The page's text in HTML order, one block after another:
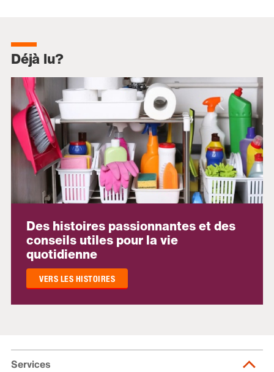
Déjà lu?
Des histoires passionnantes et des
conseils utiles pour la vie
quotidienne
VERS LES HISTOIRES
Services